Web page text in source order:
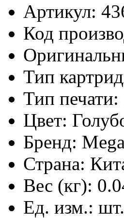
Артикул:
Код
Тип
Тип печати:
Цвет:
Бренд: Mega
Страна:
Вес (кг):
Ед. изм.: шт.